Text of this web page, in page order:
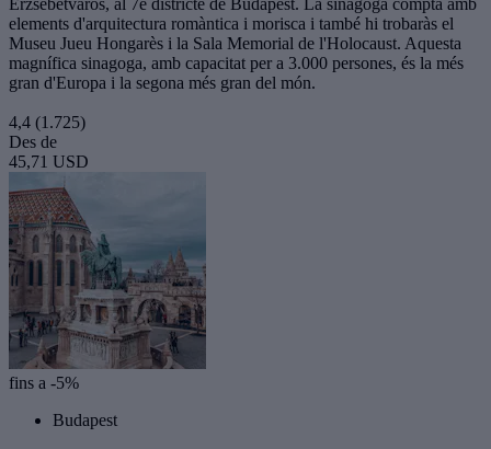
Erzsébetváros, al 7è districte de Budapest. La sinagoga compta amb
elements d'arquitectura romàntica i morisca i també hi trobaràs el
Museu Jueu Hongarès i la Sala Memorial de l'Holocaust. Aquesta
magnífica sinagoga, amb capacitat per a 3.000 persones, és la més
gran d'Europa i la segona més gran del món.
4,4 (1.725)
Des de
45,71 USD
fins a -5%
Budapest